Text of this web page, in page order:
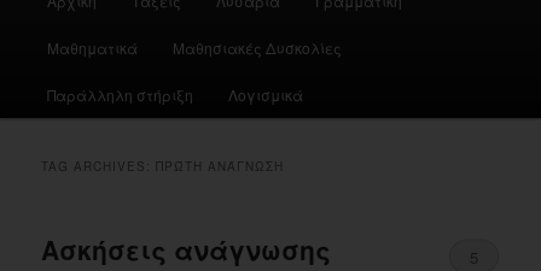
Μαθηματικά Μαθησιακές Δυσκολίες
Παράλληλη στήριξη Λογισμικά
TAG ARCHIVES: ΠΡΏΤΗ ΑΝΆΓΝΩΣΗ
Ασκήσεις ανάγνωσης 5